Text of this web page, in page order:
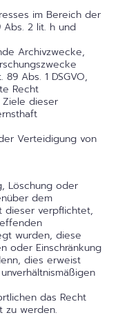
im Bereich der
2 lit. h und
Archivzwecke,
Abs. 1 DSGVO,
Recht
Ziele dieser
Verteidigung von
Löschung oder
dem
dieser verpflichtet,
wurden, diese
oder Einschränkung
dies erweist
das Recht
zu werden.